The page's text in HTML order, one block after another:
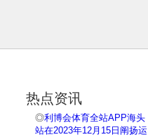
热点资讯
◎利博会体育全站APP海头
站在2023年12月15日阐扬运